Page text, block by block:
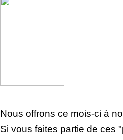
Nous offrons ce mois-ci à
Si vous faites partie de ces